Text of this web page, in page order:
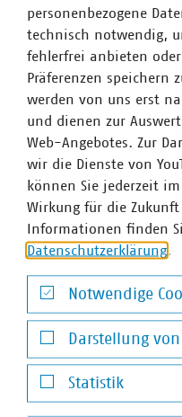
Andreas Seifert
personenbezogene
technisch notwendig,
fehlerfrei anbieten
Präferenzen speichern
werden von uns erst
und dienen zur
Web-Angebotes. Zur
wir die Dienste von
können Sie jederzeit
Wirkung für die
Informationen finden
Datenschutzerklärung.
Notwendige
Notwendige Cookies
Darstellung
Darstellung von
Statistik
Statistik